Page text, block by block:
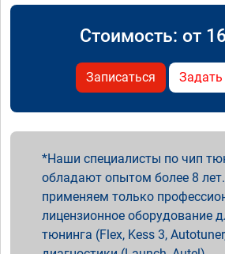
Стоимость: от
Записаться Задать
Наши специалисты по чип
обладают опытом более 8
применяем только
лицензионное оборудование
тюнинга (Flex, Kess 3,